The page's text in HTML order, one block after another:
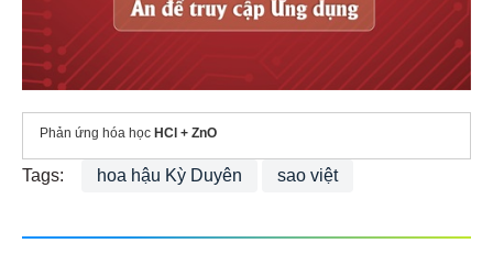
Phản ứng hóa học HCl + ZnO
Tags: hoa hậu Kỳ Duyên sao việt